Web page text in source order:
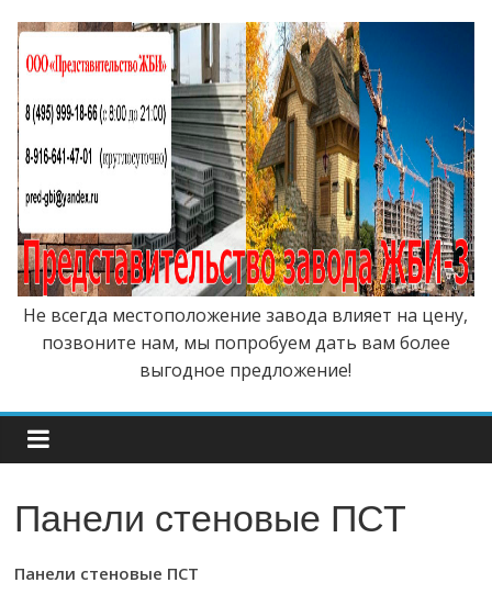
Не всегда местоположение завода влияет на цену,
позвоните нам, мы попробуем дать вам более
выгодное предложение!
Панели стеновые ПСТ
Панели стеновые ПСТ